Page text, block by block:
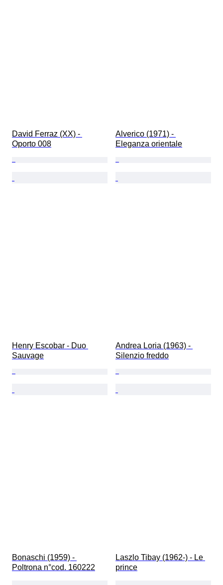
David Ferraz (XX) -
Oporto 008
Alverico (1971) -
Eleganza orientale
Henry Escobar - Duo
Sauvage
Andrea Loria (1963) -
Silenzio freddo
Bonaschi (1959) -
Poltrona n°cod. 160222
Laszlo Tibay (1962-) - Le
prince